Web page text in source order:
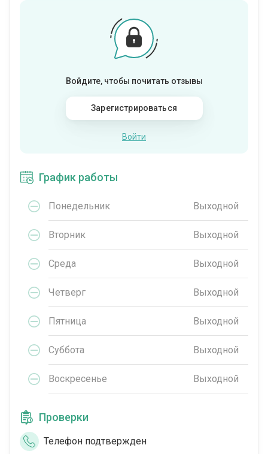
Войдите, чтобы почитать отзывы
Зарегистрироваться
Войти
График работы
Понедельник Выходной
Вторник Выходной
Среда Выходной
Четверг Выходной
Пятница Выходной
Суббота Выходной
Воскресенье Выходной
Проверки
Телефон подтвержден